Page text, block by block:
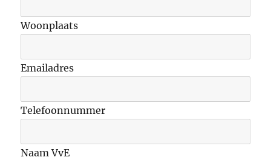
Woonplaats
Emailadres
Telefoonnummer
Naam VvE